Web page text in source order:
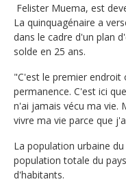
Felister Muema, est
La quinquagénaire a
dans le cadre d'un plan
solde en 25 ans.
"C'est le premier
permanence. C'est ici
n'ai jamais vécu ma vie.
vivre ma vie parce que
La population urbaine
population totale du
d'habitants.